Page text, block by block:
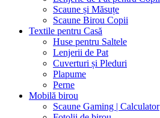
Scaune și Măsuțe
Scaune Birou Copii
Textile pentru Casă
Huse pentru Saltele
Lenjerii de Pat
Cuverturi și Pleduri
Plapume
Perne
Mobilă birou
Scaune Gaming | Calculator